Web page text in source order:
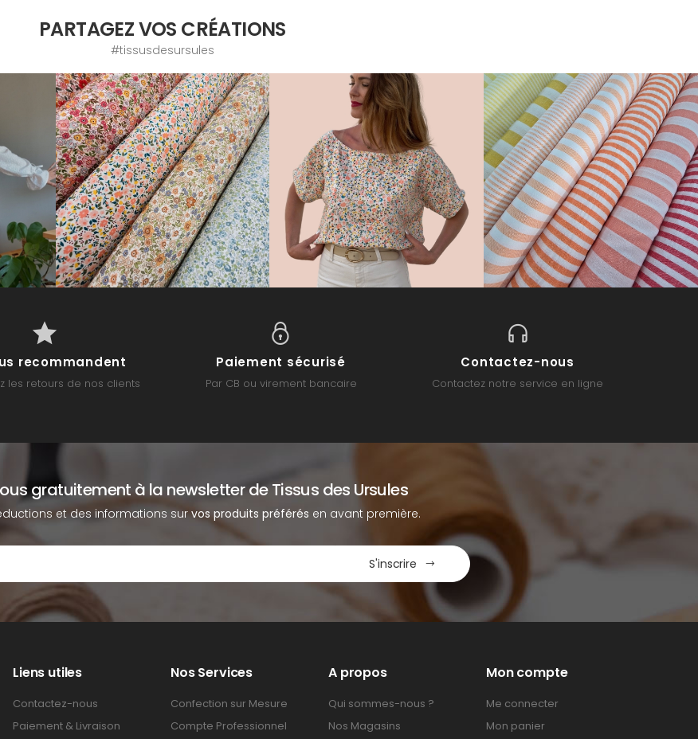
PARTAGEZ VOS CRÉATIONS
#tissusdesursules
recommandent
les retours de nos clients
Paiement sécurisé
Par CB ou virement bancaire
Contactez-nous
Contactez notre service en ligne
gratuitement à la newsletter de Tissus des Ursules
et des informations survos produits préférés en avant première.
S'inscrire
Liens utiles
Contactez-nous
Paiement & Livraison
Nos Services
Confection sur Mesure
Compte Professionnel
A propos
Qui sommes-nous ?
Nos Magasins
Mon compte
Me connecter
Mon panier